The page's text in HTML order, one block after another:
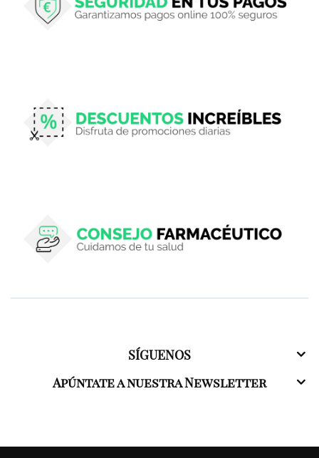
SÍGUENOS
Apúntate a nuestra Newsletter